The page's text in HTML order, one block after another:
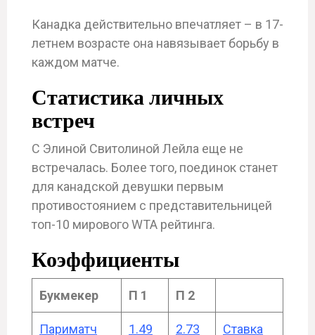
Канадка действительно впечатляет – в 17-
летнем возрасте она навязывает борьбу в
каждом матче.
Статистика личных
встреч
С Элиной Свитолиной Лейла еще не
встречалась. Более того, поединок станет
для канадской девушки первым
противостоянием с представительницей
топ-10 мирового WTA рейтинга.
Коэффициенты
Букмекер П 1 П 2
Париматч 1.49 2.73 Ставка